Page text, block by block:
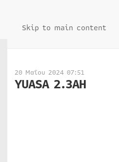
Skip to main content
20 Μαΐου 2024 07:51
YUASA 2.3AH